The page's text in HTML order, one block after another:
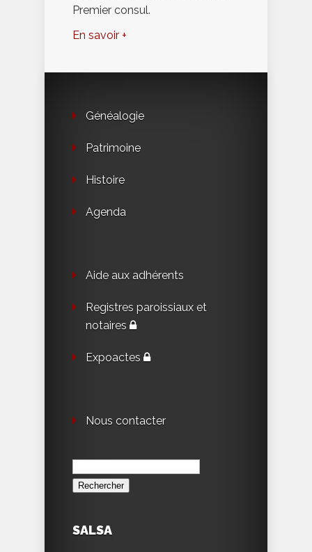
Premier consul.
En savoir +
Généalogie
Patrimoine
Histoire
Agenda
Aide aux adhérents
Registres paroissiaux et
notaires
Expoactes
Nous contacter
Rechercher :
SALSA